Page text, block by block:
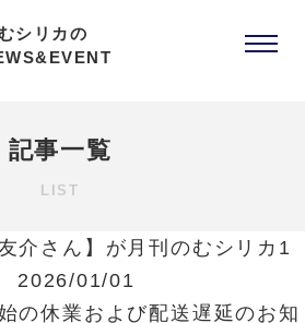
シリカの
記事一覧
LIST
介さん】が月刊のむシリカ1
2026/01/01
の休業および配送遅延のお知